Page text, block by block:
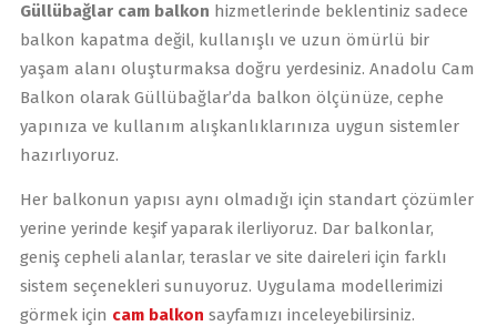
Güllübağlar cam balkon hizmetlerinde beklentiniz sadece
balkon kapatma değil, kullanışlı ve uzun ömürlü bir
yaşam alanı oluşturmaksa doğru yerdesiniz. Anadolu Cam
Balkon olarak Güllübağlar’da balkon ölçünüze, cephe
yapınıza ve kullanım alışkanlıklarınıza uygun sistemler
hazırlıyoruz.
Her balkonun yapısı aynı olmadığı için standart çözümler
yerine yerinde keşif yaparak ilerliyoruz. Dar balkonlar,
geniş cepheli alanlar, teraslar ve site daireleri için farklı
sistem seçenekleri sunuyoruz. Uygulama modellerimizi
görmek için cam balkon sayfamızı inceleyebilirsiniz.